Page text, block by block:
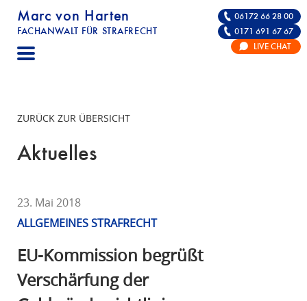
Marc von Harten
FACHANWALT FÜR STRAFRECHT
STRAFRECHT | RECHTSANWALT FÜR DIE
06172 66 28 00
0171 691 67 67
LIVE CHAT
ZURÜCK ZUR ÜBERSICHT
Aktuelles
23. Mai 2018
ALLGEMEINES STRAFRECHT
EU-Kommission begrüßt
Verschärfung der